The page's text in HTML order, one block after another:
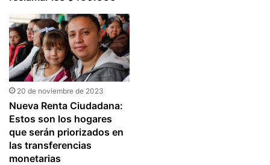
20 de noviembre de 2023
Nueva Renta Ciudadana:
Estos son los hogares
que serán priorizados en
las transferencias
monetarias